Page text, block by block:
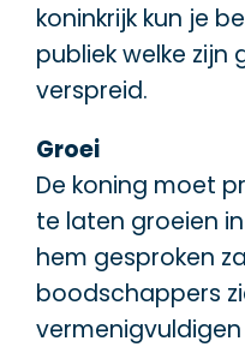
koninkrijk kun je
publiek welke
verspreid.
Groei
De koning moet
te laten groeien
hem gesproken
boodschappers